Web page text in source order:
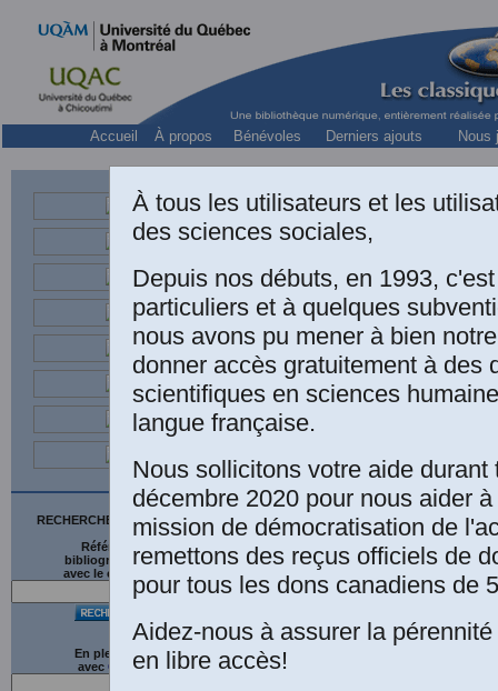
Accueil À propos Bénévoles Derniers ajouts Nous
RECHERCHE SUR LE SITE
Références
bibliographiques
avec le catalogue
En plein texte
avec G gle
Une
À tous les utilisateurs et les
des sciences sociales,
Depuis nos débuts, en 1993,
particuliers et à quelques
nous avons pu mener à bien
donner accès gratuitement à des
scientifiques en sciences
langue française.
Nous sollicitons votre aide durant
décembre 2020 pour nous aider
mission de démocratisation de
remettons des reçus officiels de
pour tous les dons canadiens de
Aidez-nous à assurer la
en libre accès!